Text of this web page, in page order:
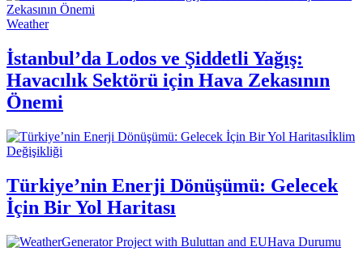
Weather
İstanbul’da Lodos ve Şiddetli Yağış:
Havacılık Sektörü için Hava Zekasının
Önemi
İklim
Değişikliği
Türkiye’nin Enerji Dönüşümü: Gelecek
İçin Bir Yol Haritası
Hava Durumu